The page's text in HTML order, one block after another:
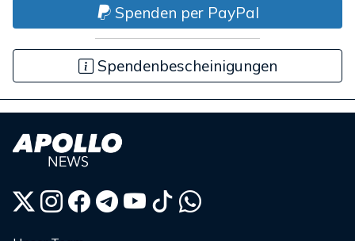
Spenden per PayPal
Spendenbescheinigungen